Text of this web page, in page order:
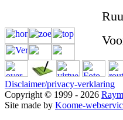
Disclaimer/privacy-verklaring
Copyright © 1999 - 2026
Site made by Koome-